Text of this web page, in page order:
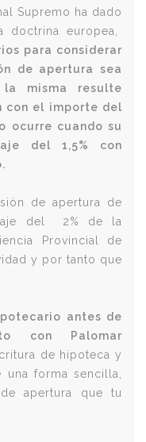
Supremo ha dado
europea,
para considerar
de apertura sea
misma resulte
con el importe del
ocurre cuando su
del 1,5% con
de apertura de
del 2% de la
Provincial de
y por tanto que
antes de
con Palomar
de hipoteca y
forma sencilla,
apertura que tu